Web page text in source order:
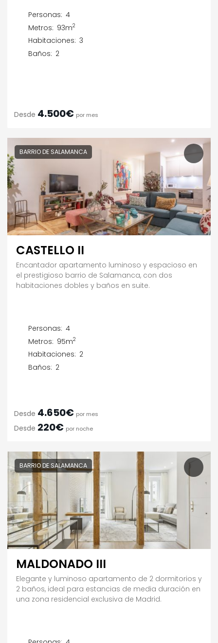
Personas: 4
Metros: 93m2
Habitaciones: 3
Baños: 2
Desde 4.500€ por mes
BARRIO DE SALAMANCA
CASTELLO II
Encantador apartamento luminoso y espacioso en
el prestigioso barrio de Salamanca, con dos
habitaciones dobles y baños en suite.
Personas: 4
Metros: 95m2
Habitaciones: 2
Baños: 2
Desde 4.650€ por mes
Desde 220€ por noche
BARRIO DE SALAMANCA
MALDONADO III
Elegante y luminoso apartamento de 2 dormitorios y
2 baños, ideal para estancias de media duración en
una zona residencial exclusiva de Madrid.